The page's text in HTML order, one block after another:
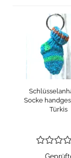
Socke
Türkis